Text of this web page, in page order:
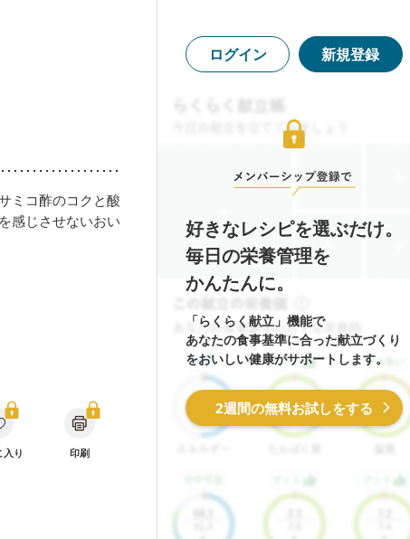
ミコ酢のコクと酸
感じさせないおい
入り 印刷
ログイン 新規登録
好きなレシピを選ぶだけ。
毎日の栄養管理を
かんたんに。
「らくらく献立」機能で
あなたの食事基準に合った献立づくり
をおいしい健康がサポートします。
2週間の無料お試しをする